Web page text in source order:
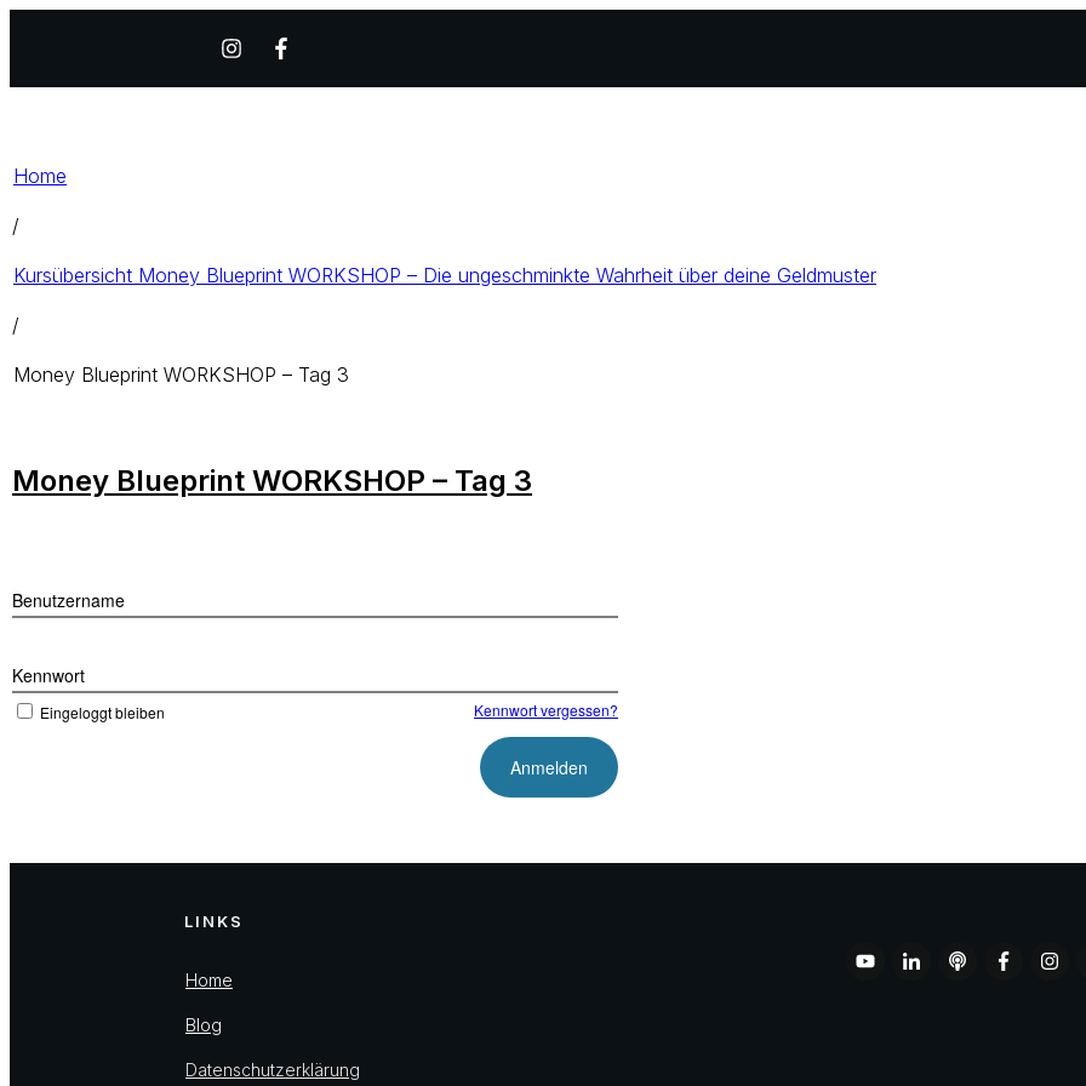
Home
/
Kursübersicht Money Blueprint WORKSHOP – Die ungeschminkte Wahrheit über deine Geldmuster
/
Money Blueprint WORKSHOP – Tag 3
Money Blueprint WORKSHOP – Tag 3
Benutzername
Kennwort
Eingeloggt bleiben Kennwort vergessen?
LINKS
Home
Blog
Datenschutzerklärung